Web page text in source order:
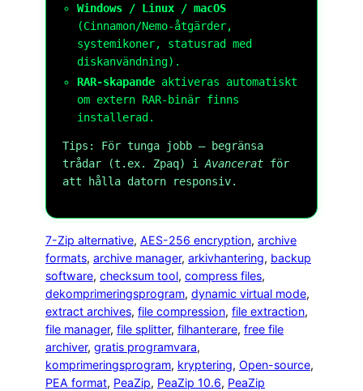
Windows / Linux / macOS
(Cinnamon/Nemo-åtgärder,
systemikoner, statusrad med
diskanvändning).
RAR-skapandeaktiveras automatiskt
om extern RAR-binär finns
installerad.
Tips: För tunga jobb – begränsa
trådar (t.ex. Zpaq) i Avancerat för
att hålla datorn responsiv.
7-Zip alternative, AES-256 encryption, archive
formats, archive manager, arkivhantering, backup
software, checksum tool, compress files
dekomprimeringsprogram, dynamic virtual mode
extract archives, file compression, file extraction
file manager, file splitter, filhanterare, free file
archiver, gratis programvara
komprimeringsprogram, kryptering, Open-source
PEA format, PeaZip, PeaZip 10.6, PeaZip